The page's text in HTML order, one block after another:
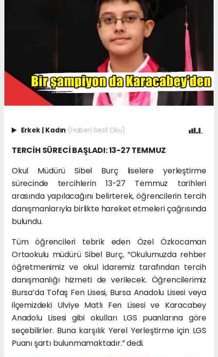
Erkek Kadın (Haberi Sesli Oku)
TERCİH SÜRECİ BAŞLADI: 13-27 TEMMUZ
Okul Müdürü Sibel Burç liselere yerleştirme
sürecinde tercihlerin 13-27 Temmuz tarihleri
arasında yapılacağını belirterek, öğrencilerin tercih
danışmanlarıyla birlikte hareket etmeleri çağrısında
bulundu.
Tüm öğrencileri tebrik eden Özel Özkocaman
Ortaokulu müdürü Sibel Burç, “Okulumuzda rehber
öğretmenimiz ve okul idaremiz tarafından tercih
danışmanlığı hizmeti de verilecek. Öğrencilerimiz
Bursa’da Tofaş Fen Lisesi, Bursa Anadolu Lisesi veya
ilçemizdeki Ulviye Matlı Fen Lisesi ve Karacabey
Anadolu Lisesi gibi okulları LGS puanlarına göre
seçebilirler. Buna karşılık Yerel Yerleştirme için LGS
Puanı şartı bulunmamaktadır.” dedi.